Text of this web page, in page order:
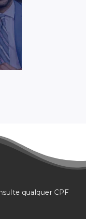
qualquer CPF